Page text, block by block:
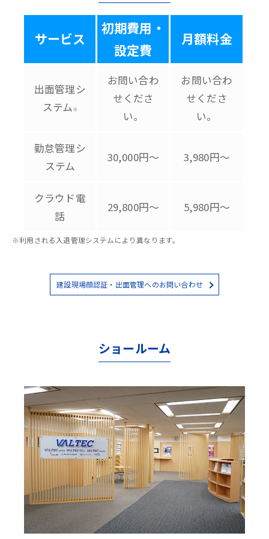
サービス
初期費用・
設定費
月額料金
出面管理シ
ステム ※
お問い合わ
せくださ
い。
お問い合わ
せくださ
い。
勤怠管理シ
ステム
30,000円～ 3,980円～
クラウド電
話
29,800円～ 5,980円～
※利用される入退管理システムにより異なります。
建設現場顔認証・出面管理へのお問い合わせ
ショールーム